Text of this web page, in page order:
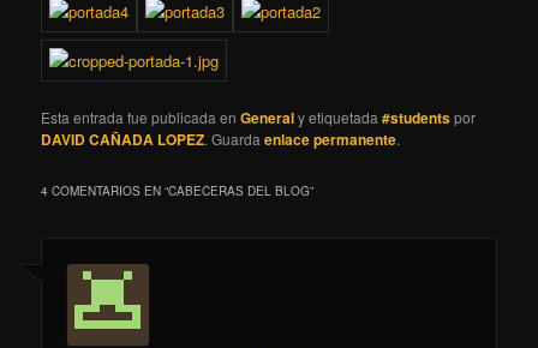
Esta entrada fue publicada enGeneraly etiquetada#studentspor
DAVID CAÑADA LOPEZ. Guardaenlace permanente.
4 COMENTARIOS EN “CABECERAS DEL BLOG”